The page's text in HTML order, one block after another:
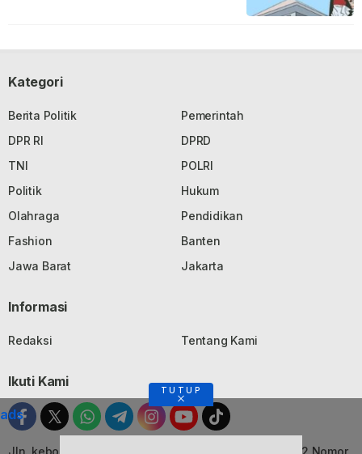
Kategori
Berita Politik
Pemerintah
DPR RI
DPRD
TNI
POLRI
Politik
Hukum
Olahraga
Pendidikan
Fashion
Banten
Jawa Barat
Jakarta
Informasi
Redaksi Tentang Kami
Ikuti Kami
Jln. kebon Jati, Komplek Ruko Luxor Permai Kavling 22 Nomor
TUTUP
ads